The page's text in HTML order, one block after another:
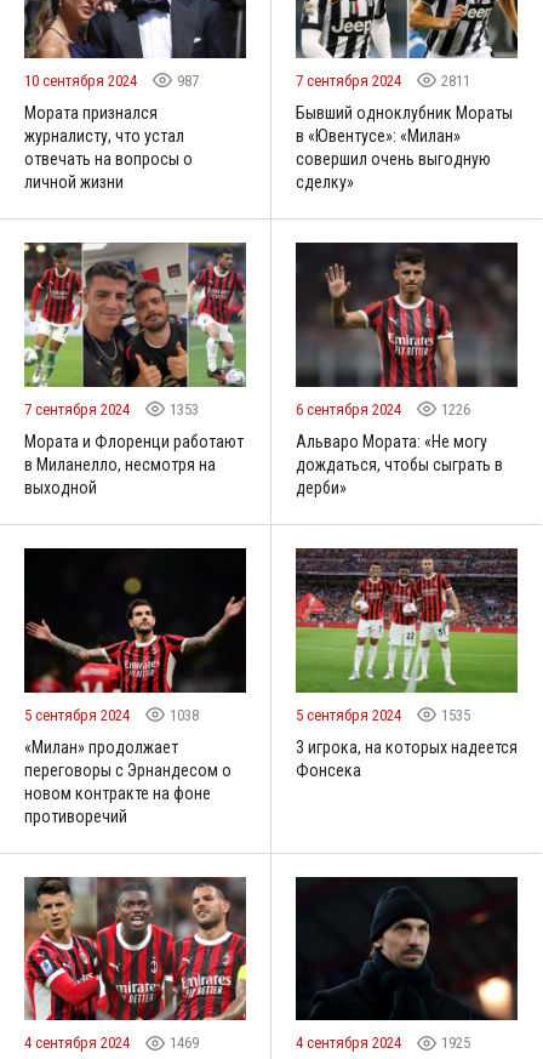
10 сентября 2024 987
Мората признался
журналисту, что устал
отвечать на вопросы о
личной жизни
7 сентября 2024 2811
Бывший одноклубник Мораты
в «Ювентусе»: «Милан»
совершил очень выгодную
сделку»
7 сентября 2024 1353
Мората и Флоренци работают
в Миланелло, несмотря на
выходной
6 сентября 2024 1226
Альваро Мората: «Не могу
дождаться, чтобы сыграть в
дерби»
5 сентября 2024 1038
«Милан» продолжает
переговоры с Эрнандесом о
новом контракте на фоне
противоречий
5 сентября 2024 1535
3 игрока, на которых надеется
Фонсека
4 сентября 2024 1469 4 сентября 2024 1925